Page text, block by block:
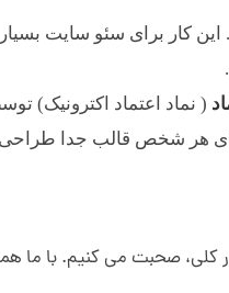
کار برای سئو سایت
( نماد اعتماد اکترونیک)
هر شخص قالب جدا
کلی، صحبت می کنیم. با ما